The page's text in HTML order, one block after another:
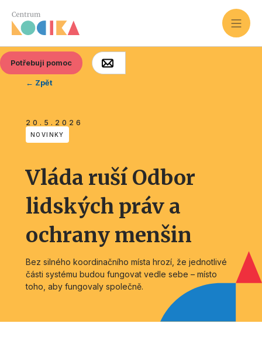
Potřebuji pomoc
← Zpět
20.5.2026
NOVINKY
Vláda ruší Odbor
lidských práv a
ochrany menšin
Bez silného koordinačního místa hrozí, že jednotlivé
části systému budou fungovat vedle sebe – místo
toho, aby fungovaly společně.